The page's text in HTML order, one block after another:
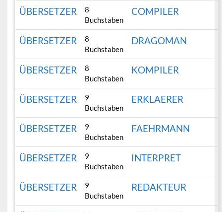
ÜBERSETZER
8
Buchstaben
COMPILER
ÜBERSETZER
8
Buchstaben
DRAGOMAN
ÜBERSETZER
8
Buchstaben
KOMPILER
ÜBERSETZER
9
Buchstaben
ERKLAERER
ÜBERSETZER
9
Buchstaben
FAEHRMANN
ÜBERSETZER
9
Buchstaben
INTERPRET
ÜBERSETZER
9
Buchstaben
REDAKTEUR